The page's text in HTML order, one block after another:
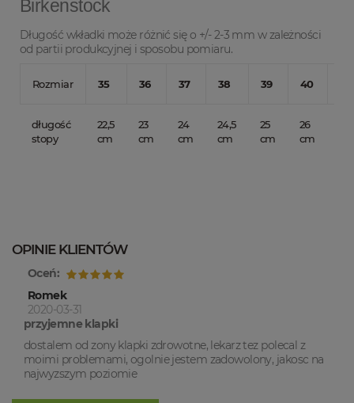
Birkenstock
Długość wkładki może różnić się o +/- 2-3 mm w zależności
od partii produkcyjnej i sposobu pomiaru.
Rozmiar 35 36 37 38 39 40
długość
stopy
22,5
cm
23
cm
24
cm
24,5
cm
25
cm
26
cm
OPINIE KLIENTÓW
Oceń:
Romek
2020-03-31
przyjemne klapki
dostalem od zony klapki zdrowotne, lekarz tez polecal z
moimi problemami, ogolnie jestem zadowolony, jakosc na
najwyzszym poziomie